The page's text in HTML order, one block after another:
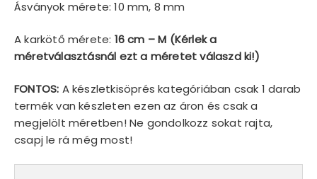
Ásványok mérete: 10 mm, 8 mm
A karkötő mérete: 16 cm – M (Kérlek a
méretválasztásnál ezt a méretet válaszd ki!)
FONTOS: A készletkisöprés kategóriában csak 1 darab
termék van készleten ezen az áron és csak a
megjelölt méretben! Ne gondolkozz sokat rajta,
csapj le rá még most!